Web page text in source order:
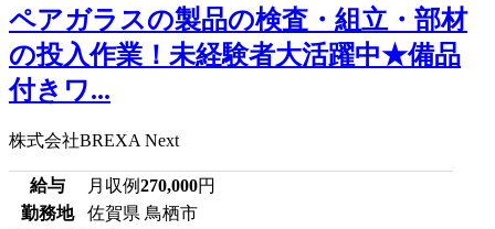
ペアガラスの製品の検査・組立・部材
の投入作業！未経験者大活躍中★備品
付きワ...
株式会社BREXA Next
給与 月収例270,000円
勤務地
佐賀県 鳥栖市